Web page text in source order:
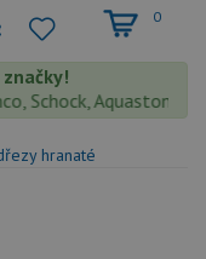
0
Schock, Aquastone,
hranaté